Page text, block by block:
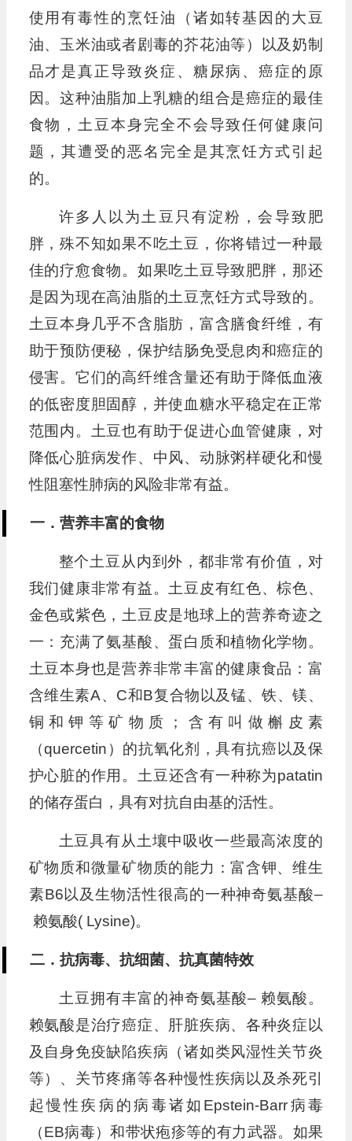
使用有毒性的烹饪油（诸如转基因的大豆
油、玉米油或者剧毒的芥花油等）以及奶制
品才是真正导致炎症、糖尿病、癌症的原
因。这种油脂加上乳糖的组合是癌症的最佳
食物，土豆本身完全不会导致任何健康问
题，其遭受的恶名完全是其烹饪方式引起
的。
许多人以为土豆只有淀粉，会导致肥
胖，殊不知如果不吃土豆，你将错过一种最
佳的疗愈食物。如果吃土豆导致肥胖，那还
是因为现在高油脂的土豆烹饪方式导致的。
土豆本身几乎不含脂肪，富含膳食纤维，有
助于预防便秘，保护结肠免受息肉和癌症的
侵害。它们的高纤维含量还有助于降低血液
的低密度胆固醇，并使血糖水平稳定在正常
范围内。土豆也有助于促进心血管健康，对
降低心脏病发作、中风、动脉粥样硬化和慢
性阻塞性肺病的风险非常有益。
一．营养丰富的食物
整个土豆从内到外，都非常有价值，对
我们健康非常有益。土豆皮有红色、棕色、
金色或紫色，土豆皮是地球上的营养奇迹之
一：充满了氨基酸、蛋白质和植物化学物。
土豆本身也是营养非常丰富的健康食品：富
含维生素A、C和B复合物以及锰、铁、镁、
铜和钾等矿物质；含有叫做槲皮素
（quercetin）的抗氧化剂，具有抗癌以及保
护心脏的作用。土豆还含有一种称为patatin
的储存蛋白，具有对抗自由基的活性。
土豆具有从土壤中吸收一些最高浓度的
矿物质和微量矿物质的能力：富含钾、维生
素B6以及生物活性很高的一种神奇氨基酸–
赖氨酸( Lysine)。
二．抗病毒、抗细菌、抗真菌特效
土豆拥有丰富的神奇氨基酸– 赖氨酸。
赖氨酸是治疗癌症、肝脏疾病、各种炎症以
及自身免疫缺陷疾病（诸如类风湿性关节炎
等）、关节疼痛等各种慢性疾病以及杀死引
起慢性疾病的病毒诸如Epstein-Barr病毒
（EB病毒）和带状疱疹等的有力武器。如果